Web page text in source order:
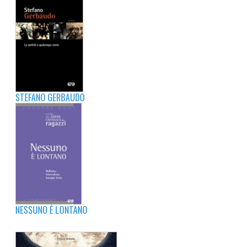
STEFANO GERBAUDO
NESSUNO È LONTANO